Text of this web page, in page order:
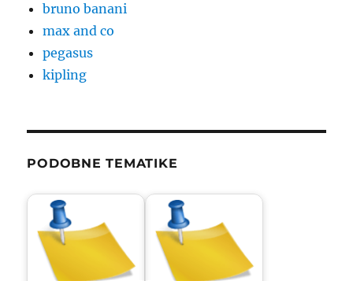
bruno banani
max and co
pegasus
kipling
PODOBNE TEMATIKE